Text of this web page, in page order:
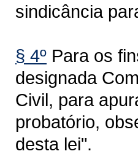
sindicância
§ 4º Para os
designada
Civil, para
probatório,
desta lei".